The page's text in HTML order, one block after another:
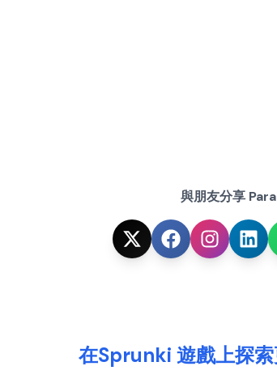
與朋友分享
在Sprunki 遊戲上探